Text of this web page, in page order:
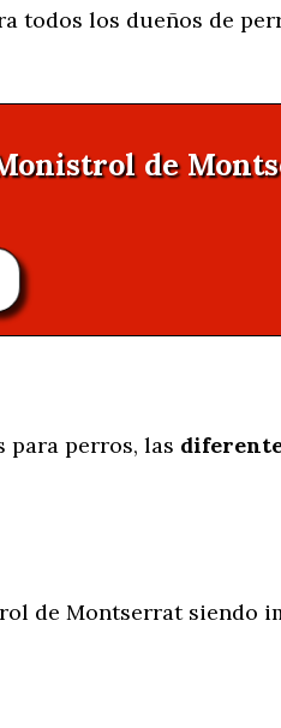
todos los dueños de
de
para perros, las
de Montserrat siendo